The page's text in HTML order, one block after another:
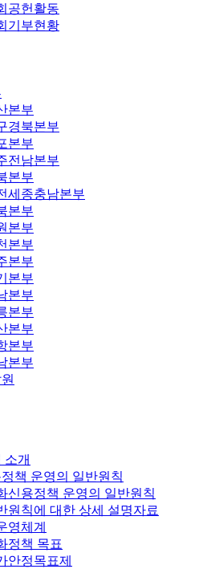
공헌활동
기부현황
본부
경북본부
본부
전남본부
본부
세종충남본부
본부
본부
본부
본부
본부
본부
본부
본부
본부
본부
소개
책 운영의 일반원칙
신용정책 운영의 일반원칙
원칙에 대한 상세 설명자료
영체계
정책 목표
안정목표제